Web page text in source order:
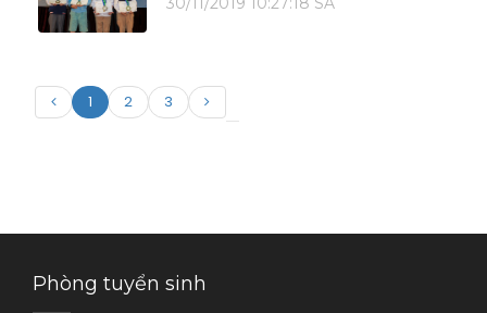
1 2 3
Phòng tuyển sinh